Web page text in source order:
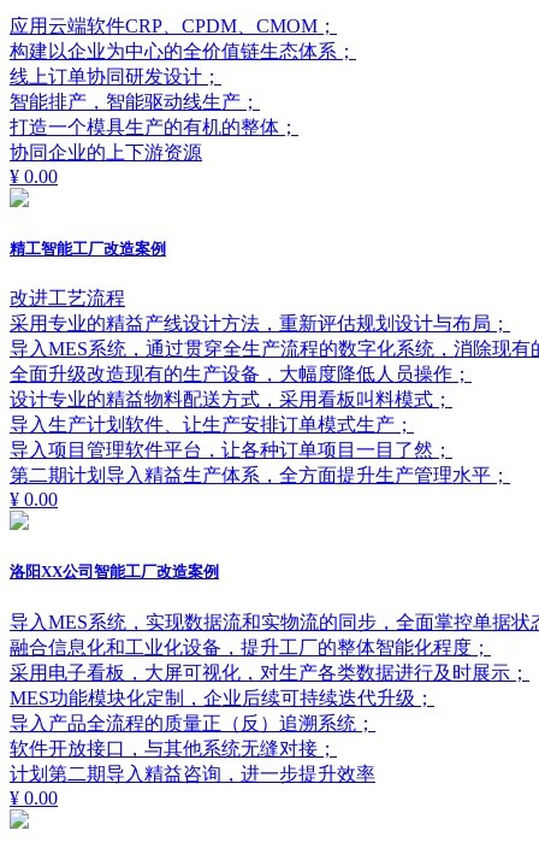
应用云端软件CRP、CPDM、CMOM；
构建以企业为中心的全价值链生态体系；
线上订单协同研发设计；
智能排产，智能驱动线生产；
打造一个模具生产的有机的整体；
协同企业的上下游资源
¥ 0.00
精工智能工厂改造案例
改进工艺流程
采用专业的精益产线设计方法，重新评估规划设计与布局；
导入MES系统，通过贯穿全生产流程的数字化系统，消除现有
全面升级改造现有的生产设备，大幅度降低人员操作；
设计专业的精益物料配送方式，采用看板叫料模式；
导入生产计划软件、让生产安排订单模式生产；
导入项目管理软件平台，让各种订单项目一目了然；
第二期计划导入精益生产体系，全方面提升生产管理水平；
¥ 0.00
洛阳XX公司智能工厂改造案例
导入MES系统，实现数据流和实物流的同步，全面掌控单据
融合信息化和工业化设备，提升工厂的整体智能化程度；
采用电子看板，大屏可视化，对生产各类数据进行及时展示；
MES功能模块化定制，企业后续可持续迭代升级；
导入产品全流程的质量正（反）追溯系统；
软件开放接口，与其他系统无缝对接；
计划第二期导入精益咨询，进一步提升效率
¥ 0.00